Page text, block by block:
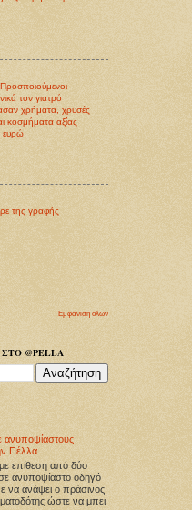
Προσποιούμενοι
τον γιατρό
χρήματα, χρυσές
κοσμήματα αξίας
ευρώ
της γραφής
Εμφάνιση όλων
@PELLA
ανυποψίαστους
Πέλλα
με επίθεση από δύο
ανυποψίαστο οδηγό
να ανάψει ο πράσινος
ώστε να μπει